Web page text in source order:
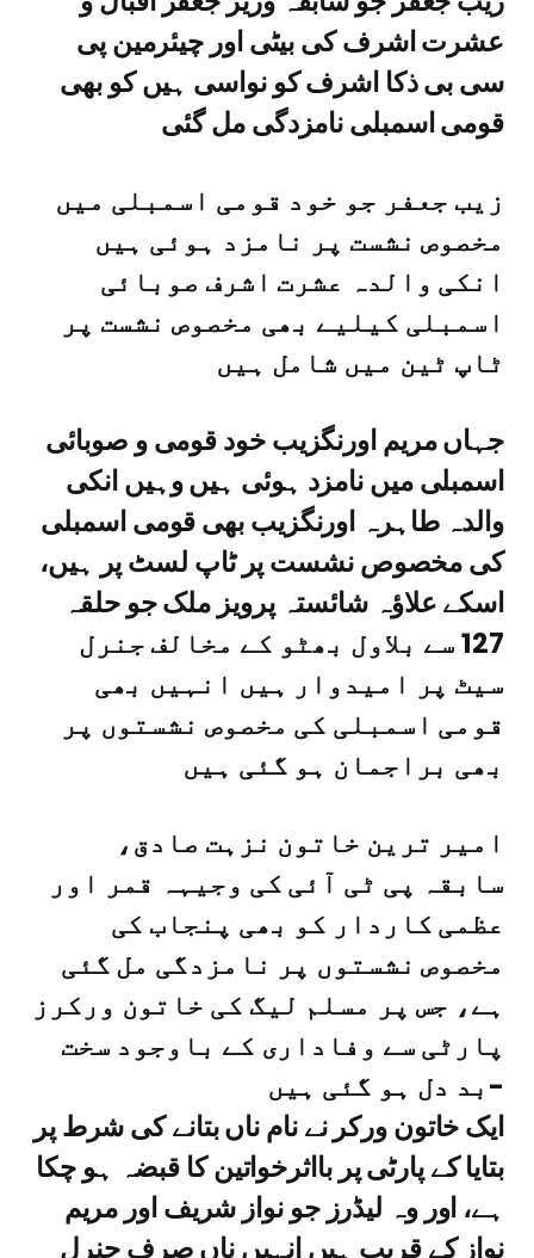
عشرت اشرف کی بیٹی اور چیئرمین پی
سی بی ذکا اشرف کو نواسی ہیں کو بھی
قومی اسمبلی نامزدگی مل گئی
زیب جعفر جو خود قومی اسمبلی میں
مخصوص نشست پر نامزد ہوئی ہیں
انکی والدہ عشرت اشرف صوبائی
اسمبلی کیلیے بھی مخصوص نشست پر
ٹاپ ٹین میں شامل ہیں
جہاں مریم اورنگزیب خود قومی و صوبائی
اسمبلی میں نامزد ہوئی ہیں وہیں انکی
والدہ طاہرہ اورنگزیب بھی قومی اسمبلی
کی مخصوص نشست پر ٹاپ لسٹ پر ہیں،
اسکے علاؤہ شائستہ پرویز ملک جو حلقہ
127 سے بلاول بھٹو کے مخالف جنرل
سیٹ پر امیدوار ہیں انہیں بھی
قومی اسمبلی کی مخصوص نشستوں پر
بھی براجمان ہو گئی ہیں
امیر ترین خاتون نزہت صادق،
سابقہ پی ٹی آئی کی وجیہہ قمر اور
عظمی کاردار کو بھی پنجاب کی
مخصوص نشستوں پر نامزدگی مل گئی
ہے، جس پر مسلم لیگ کی خاتون ورکرز
پارٹی سے وفاداری کے باوجود سخت
بد دل ہو گئی ہیں-
ایک خاتون ورکر نے نام ناں بتانے کی شرط پر
بتایا کے پارٹی پر بااثرخواتین کا قبضہ ہو چکا
ہے، اور وہ لیڈرز جو نواز شریف اور مریم
نواز کے قریب ہیں انہیں ناں صرف جنرل